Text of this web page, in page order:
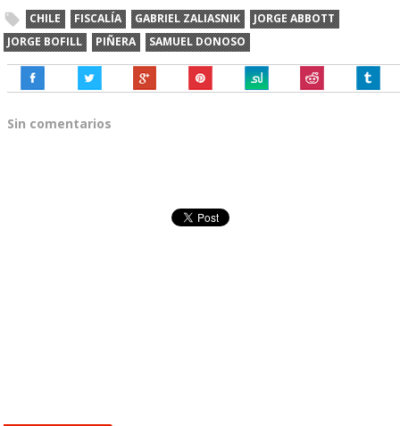
CHILE FISCALÍA GABRIEL ZALIASNIK
JORGE ABBOTT
JORGE BOFILL
PIÑERA SAMUEL DONOSO
Sin comentarios